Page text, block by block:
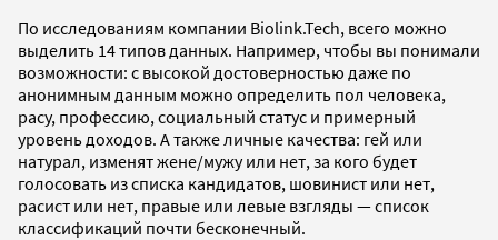
По исследованиям компании Biolink.Tech, всего можно
выделить 14 типов данных. Например, чтобы вы понимали
возможности: с высокой достоверностью даже по
анонимным данным можно определить пол человека,
расу, профессию, социальный статус и примерный
уровень доходов. А также личные качества: гей или
натурал, изменят жене/мужу или нет, за кого будет
голосовать из списка кандидатов, шовинист или нет,
расист или нет, правые или левые взгляды — список
классификаций почти бесконечный.